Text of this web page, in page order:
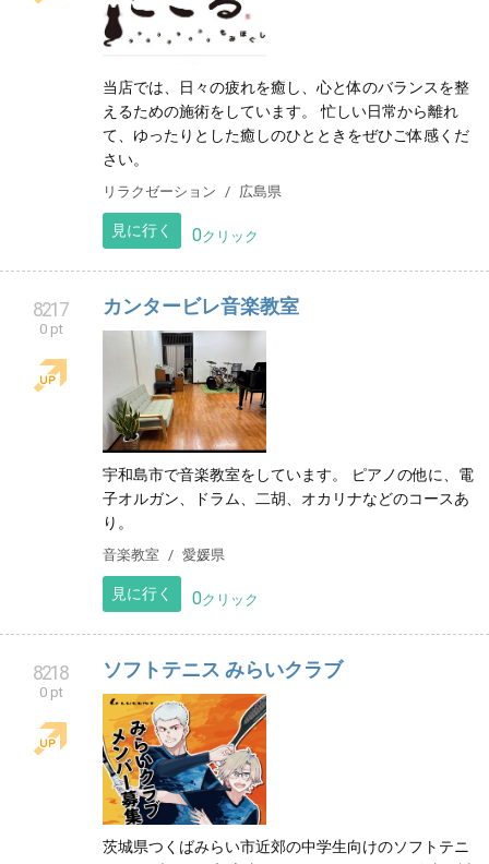
当店では、日々の疲れを癒し、心と体のバランスを整
えるための施術をしています。 忙しい日常から離れ
て、ゆったりとした癒しのひとときをぜひご体感くだ
さい。
リラクゼーション 広島県
見に行く 0クリック
8217
0 pt
カンタービレ音楽教室
宇和島市で音楽教室をしています。 ピアノの他に、電
子オルガン、ドラム、二胡、オカリナなどのコースあ
り。
音楽教室 愛媛県
見に行く 0クリック
8218
0 pt
ソフトテニス みらいクラブ
茨城県つくばみらい市近郊の中学生向けのソフトテニ